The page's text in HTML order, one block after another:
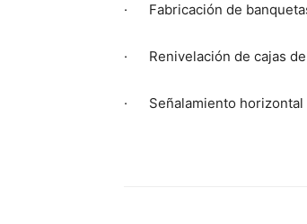
· Fabricación de
· Renivelación de cajas
· Señalamiento horizontal